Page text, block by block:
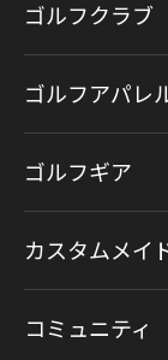
ゴルフクラブ
ゴルフアパレ
ゴルフギア
カスタムメイ
コミュニティ